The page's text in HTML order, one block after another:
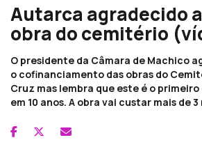
Autarca agradecido
obra do cemitério
O presidente da Câmara de Machico
o cofinanciamento das obras do
Cruz mas lembra que este é o
em 10 anos. A obra vai custar mais de